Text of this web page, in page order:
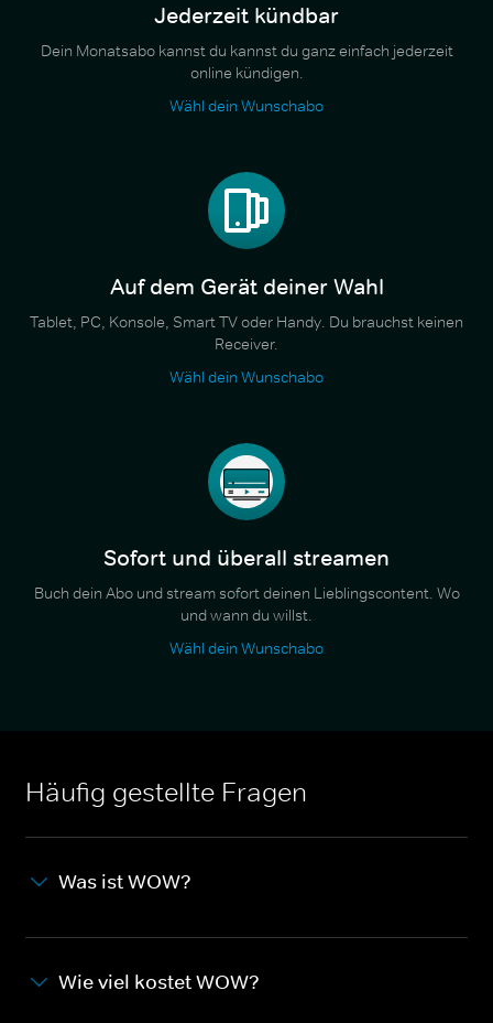
Jederzeit kündbar
Dein Monatsabo kannst du kannst du ganz einfach jederzeit
online kündigen.
Wähl dein Wunschabo
Auf dem Gerät deiner Wahl
Tablet, PC, Konsole, Smart TV oder Handy. Du brauchst keinen
Receiver.
Wähl dein Wunschabo
Sofort und überall streamen
Buch dein Abo und stream sofort deinen Lieblingscontent. Wo
und wann du willst.
Wähl dein Wunschabo
Häufig gestellte Fragen
Was ist WOW?
Wie viel kostet WOW?